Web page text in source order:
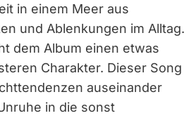
in einem Meer aus
und Ablenkungen im Alltag.
dem Album einen etwas
Charakter. Dieser Song
auseinander
in die sonst